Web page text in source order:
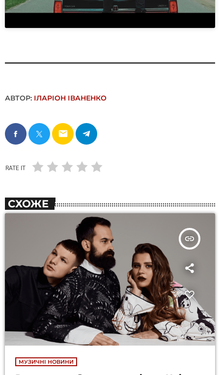
АВТОР: ІЛАРІОН ІВАНЕНКО
email
RATE IT
СХОЖЕ
insert_link
МУЗИЧНІ НОВИНИ